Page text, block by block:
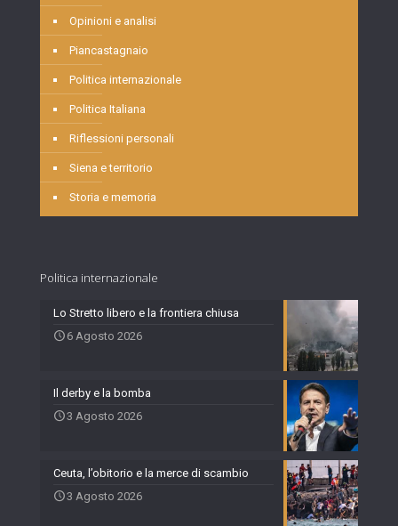
Opinioni e analisi
Piancastagnaio
Politica internazionale
Politica Italiana
Riflessioni personali
Siena e territorio
Storia e memoria
Politica internazionale
Lo Stretto libero e la frontiera chiusa
6 Agosto 2026
Il derby e la bomba
3 Agosto 2026
Ceuta, l’obitorio e la merce di scambio
3 Agosto 2026